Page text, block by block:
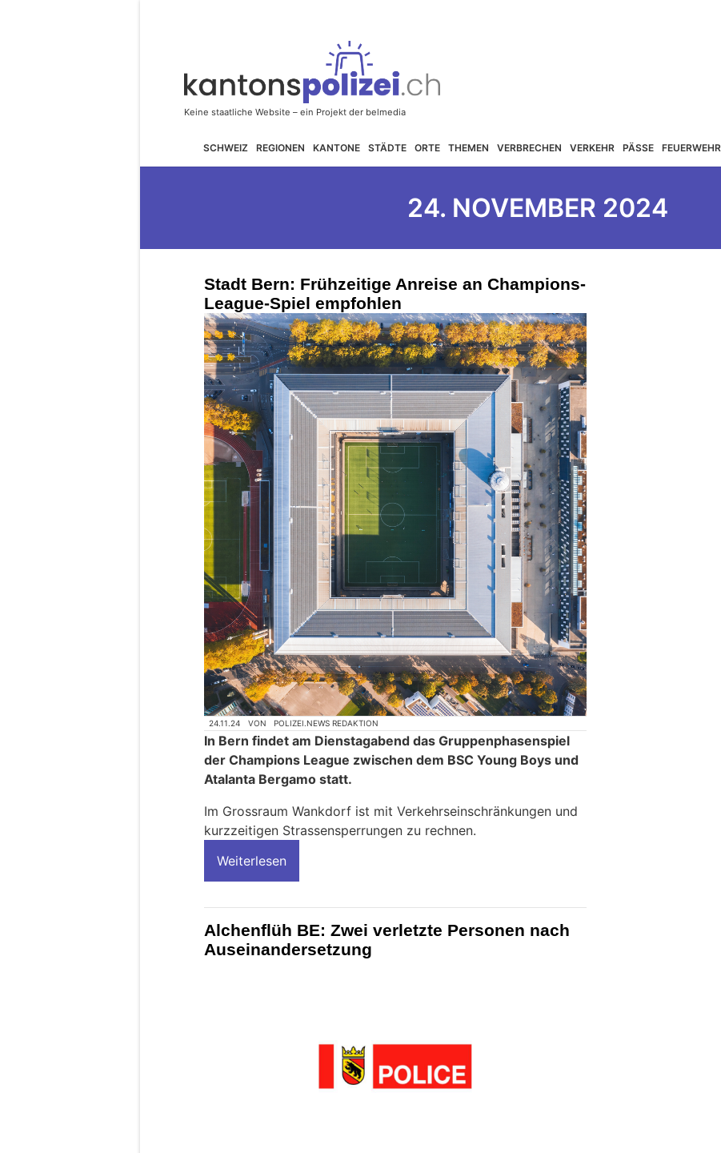
SCHWEIZ REGIONEN KANTONE STÄDTE ORTE THEMEN VERBRECHEN VERKEHR PÄSSE FEUERWEHR
24. NOVEMBER 2024
Stadt Bern: Frühzeitige Anreise an Champions-
League-Spiel empfohlen
24.11.24 VON POLIZEI.NEWS REDAKTION
In Bern findet am Dienstagabend das Gruppenphasenspiel
der Champions League zwischen dem BSC Young Boys und
Atalanta Bergamo statt.
Im Grossraum Wankdorf ist mit Verkehrseinschränkungen und
kurzzeitigen Strassensperrungen zu rechnen.
Weiterlesen
Alchenflüh BE: Zwei verletzte Personen nach
Auseinandersetzung